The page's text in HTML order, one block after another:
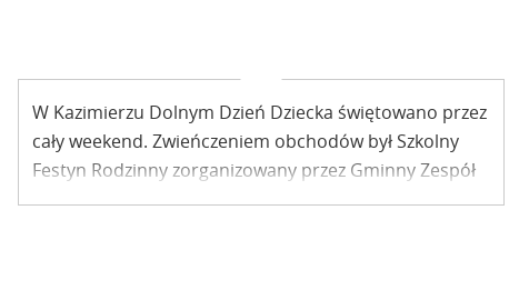
W Kazimierzu Dolnym Dzień Dziecka świętowano przez
cały weekend. Zwieńczeniem obchodów był Szkolny
Festyn Rodzinny zorganizowany przez Gminny Zespół
Szkół w Kazimierzu Dolnym.NOWE ZDJĘCIA.